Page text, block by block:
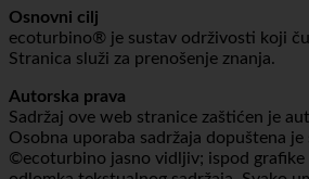
društvenim mrežama i stranice na
Osnovni cilj
ecoturbino® je sustav održivosti koji
Stranica služi za prenošenje znanja.
Autorska prava
Sadržaj ove web stranice zaštićen je
Osobna uporaba sadržaja dopuštena je